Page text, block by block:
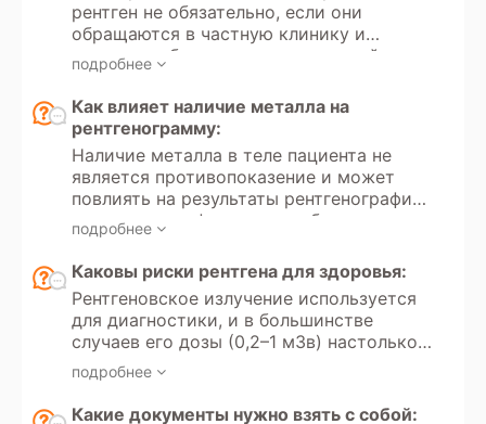
России доступно прохождение
рентгеновских исследований в рамках
добровольного медицинского
рентген не обязательно, если они
обращаются в частную клинику и
проходят обследование на платной
основе. Однако для детей до 18 лет
направление от врача необходимо как
для частных, так и для государственных
медицинских учреждений, поскольку
проведение рентгенографии ребенку
связано с лучевой нагрузкой на
организм.
подробнее
Как влияет наличие металла на
рентгенограмму:
Наличие металла в теле пациента не
является противопоказение и может
повлиять на результаты рентгенографии,
создавая артефакты на изображении.
Металлические предметы (например,
зубные импланты, суставные протезы,
брекеты или пирсинг) блокируют или
искажают рентгеновские лучи, что
может привести к появлению
затененных участков на снимке.
Оператор рентгена обычно учитывает
возможные артефакты, чтобы получить
подробнее
Каковы риски рентгена для здоровья:
Рентгеновское излучение используется
для диагностики, и в большинстве
случаев его дозы (0,2–1 мЗв) настолько
малы, что риски для здоровья
минимальны. Однако частое
воздействие рентгеновского излучения
подробнее
Какие документы нужно взять с собой: